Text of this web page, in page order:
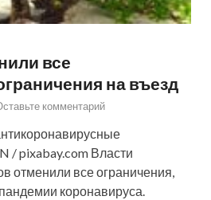
все
на въезд
комментарий
/ pixabay.com Власти
отменили все ограничения,
коронавируса.